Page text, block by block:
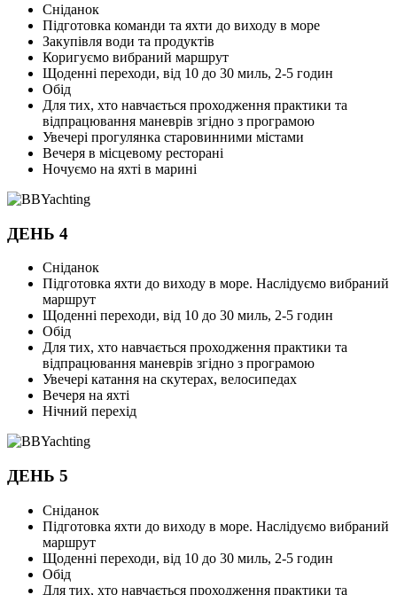
Сніданок
Підготовка команди та яхти до виходу в море
Закупівля води та продуктів
Коригуємо вибраний маршрут
Щоденні переходи, від 10 до 30 миль, 2-5 годин
Обід
Для тих, хто навчається проходження практики та
відпрацювання маневрів згідно з програмою
Увечері прогулянка старовинними містами
Вечеря в місцевому ресторані
Ночуємо на яхті в марині
ДЕНЬ 4
Сніданок
Підготовка яхти до виходу в море. Наслідуємо вибраний
маршрут
Щоденні переходи, від 10 до 30 миль, 2-5 годин
Обід
Для тих, хто навчається проходження практики та
відпрацювання маневрів згідно з програмою
Увечері катання на скутерах, велосипедах
Вечеря на яхті
Нічний перехід
ДЕНЬ 5
Сніданок
Підготовка яхти до виходу в море. Наслідуємо вибраний
маршрут
Щоденні переходи, від 10 до 30 миль, 2-5 годин
Обід
Для тих, хто навчається проходження практики та